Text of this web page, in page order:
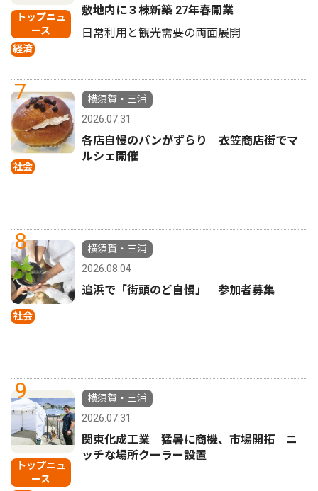
トップニュ
ース
経済
敷地内に３棟新築 27年春開業
日常利用と観光需要の両面展開
7
社会
横須賀・三浦
2026.07.31
各店自慢のパンがずらり 衣笠商店街でマ
ルシェ開催
8
社会
横須賀・三浦
2026.08.04
追浜で「街頭のど自慢」 参加者募集
9
トップニュ
ース
横須賀・三浦
2026.07.31
関東化成工業 猛暑に商機、市場開拓 ニ
ッチな場所クーラー設置